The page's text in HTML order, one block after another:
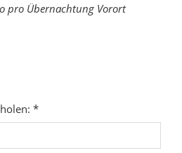
pro Übernachtung Vorort
*